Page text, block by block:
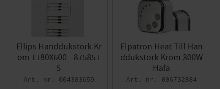
Ellips Handdukstork Kr
om 1180X600 - 875851
5
004383659
Elpatron Heat Till Han
ddukstork Krom 300W
Hafa
006732884